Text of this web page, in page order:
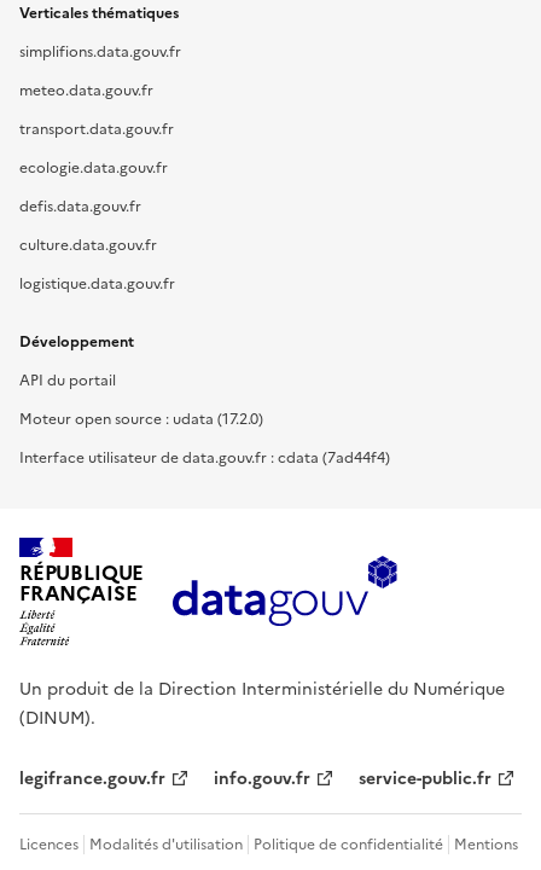
Verticales thématiques
simplifions.data.gouv.fr
meteo.data.gouv.fr
transport.data.gouv.fr
ecologie.data.gouv.fr
defis.data.gouv.fr
culture.data.gouv.fr
logistique.data.gouv.fr
Développement
API du portail
Moteur open source : udata (17.2.0)
Interface utilisateur de data.gouv.fr : cdata (7ad44f4)
RÉPUBLIQUE
FRANÇAISE
Un produit de la Direction Interministérielle du Numérique
(DINUM).
legifrance.gouv.fr info.gouv.fr service-public.fr
Licences Modalités d'utilisation Politique de confidentialité Mentions